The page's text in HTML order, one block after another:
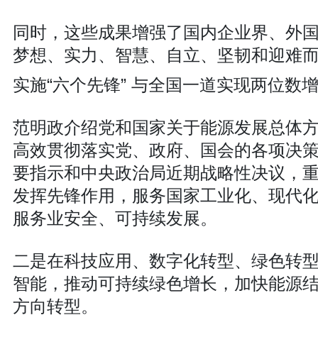
同时，这些成果增强了国内企业界、外
梦想、实力、智慧、自立、坚韧和迎难
实施“六个先锋” 与全国一道实现两位数
范明政介绍党和国家关于能源发展总体
高效贯彻落实党、政府、国会的各项决
要指示和中央政治局近期战略性决议，
发挥先锋作用，服务国家工业化、现
服务业安全、可持续发展。
二是在科技应用、数字化转型、绿色转
智能，推动可持续绿色增长，加快能源
方向转型。